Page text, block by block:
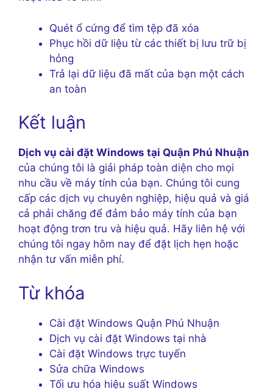
Quét ổ cứng để tìm tệp đã xóa
Phục hồi dữ liệu từ các thiết bị lưu trữ bị
hỏng
Trả lại dữ liệu đã mất của bạn một cách
an toàn
Kết luận
Dịch vụ cài đặt Windows tại Quận Phú Nhuận
của chúng tôi là giải pháp toàn diện cho mọi
nhu cầu về máy tính của bạn. Chúng tôi cung
cấp các dịch vụ chuyên nghiệp, hiệu quả và giá
cả phải chăng để đảm bảo máy tính của bạn
hoạt động trơn tru và hiệu quả. Hãy liên hệ với
chúng tôi ngay hôm nay để đặt lịch hẹn hoặc
nhận tư vấn miễn phí.
Từ khóa
Cài đặt Windows Quận Phú Nhuận
Dịch vụ cài đặt Windows tại nhà
Cài đặt Windows trực tuyến
Sửa chữa Windows
Tối ưu hóa hiệu suất Windows